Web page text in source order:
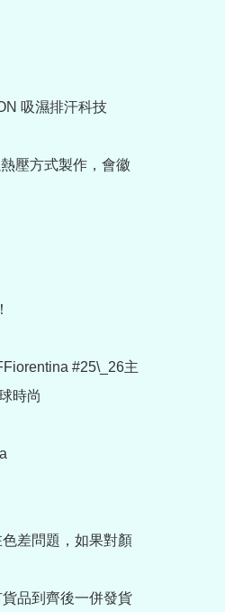
吸濕排汗科技
壓方式製作，會徽
#25\_26主
時尚
差問題，如果對顏
品到齊後一併發貨